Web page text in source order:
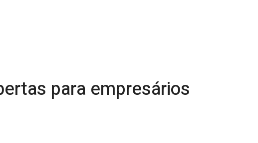
para empresários